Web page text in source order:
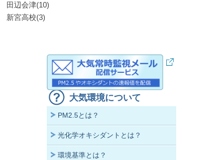
田辺会津(10)
新宮高校(3)
大気環境について
PM2.5とは？
光化学オキシダントとは？
環境基準とは？